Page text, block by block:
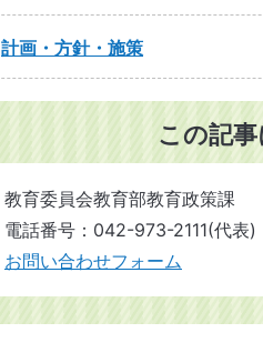
計画・方針・施策
この記
教育委員会教育部教育政策課
電話番号：042-973-2111(代表)
お問い合わせフォーム